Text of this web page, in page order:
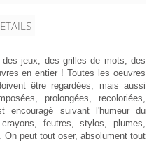
jeux, des grilles de mots, des
en entier ! Toutes les oeuvres
être regardées, mais aussi
prolongées, recoloriées,
suivant l'humeur du
feutres, stylos, plumes,
peut tout oser, absolument tout